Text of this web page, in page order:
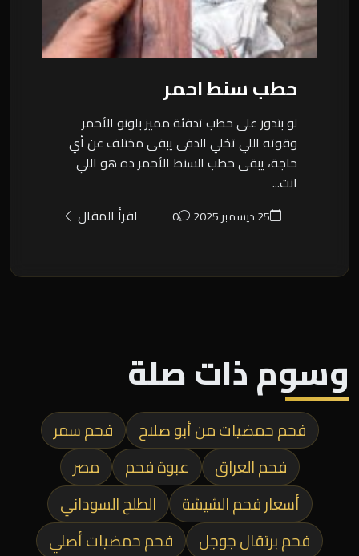
حطب سنط احمر
لو بتدور على حطب تدفئة مميز بلونو الأحمر
وقوته اللي تخلي الدفى يبقى مختلف عن أي
حاجة، يبقى حطب السنط الأحمر ده هو اللي
انت...
25 ديسمبر 2025 0 اقرأ المقال
وسوم ذات صلة
فحم حمضيات من أبو صلاح
فحم سمر
فحم العراق
عبوة فحم
مصر
أسعار فحم الشيشة
الطلح السوداني
فحم برتقال جوجل
فحم حمضيات أصلي